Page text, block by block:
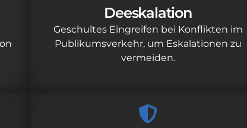
Deeskalation
Geschultes Eingreifen bei Konflikten im
Publikumsverkehr, um Eskalationen zu
vermeiden.